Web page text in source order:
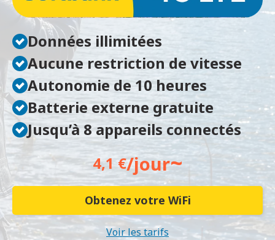
Données illimitées
Aucune restriction de vitesse
Autonomie de 10 heures
Batterie externe gratuite
Jusqu’à 8 appareils connectés
4,1 €/jour~
Obtenez votre WiFi
Voir les tarifs